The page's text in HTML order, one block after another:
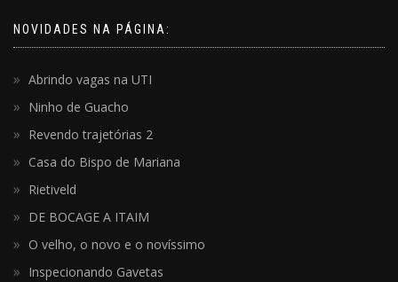
NOVIDADES NA PÁGINA:
Abrindo vagas na UTI
Ninho de Guacho
Revendo trajetórias 2
Casa do Bispo de Mariana
Rietiveld
DE BOCAGE A ITAIM
O velho, o novo e o novíssimo
Inspecionando Gavetas